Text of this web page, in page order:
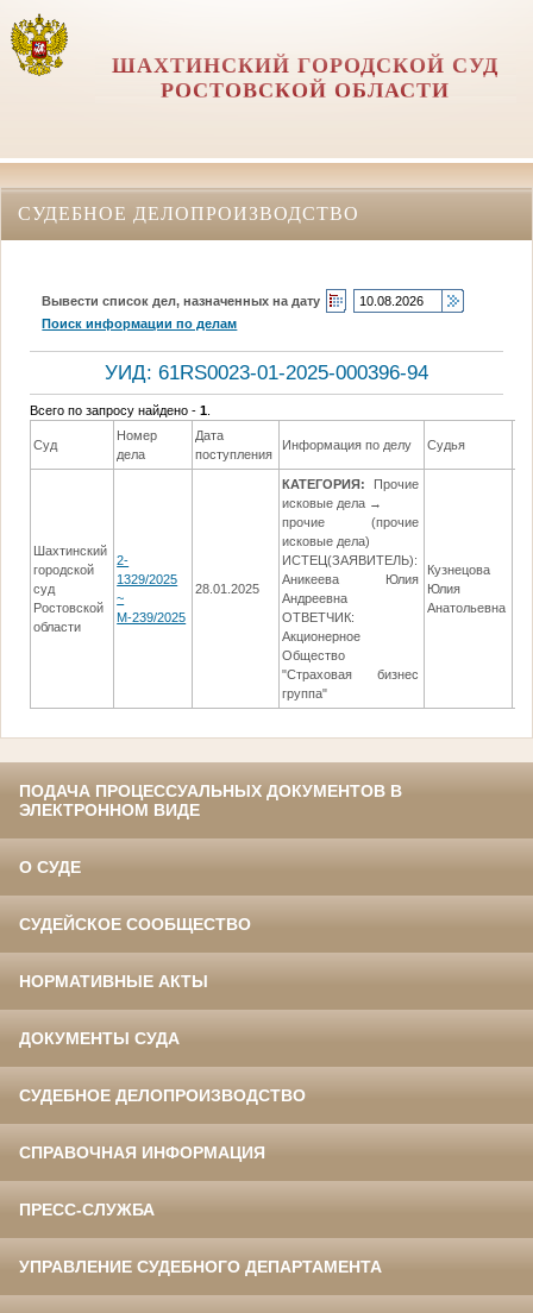
ШАХТИНСКИЙ ГОРОДСКОЙ СУД
РОСТОВСКОЙ ОБЛАСТИ
СУДЕБНОЕ ДЕЛОПРОИЗВОДСТВО
Вывести список дел, назначенных на дату
Поиск информации по делам
УИД: 61RS0023-01-2025-000396-94
Всего по запросу найдено -1
Суд
Номер
дела
Дата
поступления
Информация по делу Судья
Шахтинский
городской
суд
Ростовской
области
2-
1329/2025
~
М-239/2025
28.01.2025
КАТЕГОРИЯ:
Прочие
исковые дела →
прочие (прочие
исковые дела)
ИСТЕЦ(ЗАЯВИТЕЛЬ):
Аникеева Юлия
Андреевна
ОТВЕТЧИК:
Акционерное
Общество
"Страховая бизнес
группа"
Кузнецова
Юлия
Анатольевна
ПОДАЧА ПРОЦЕССУАЛЬНЫХ ДОКУМЕНТОВ В
ЭЛЕКТРОННОМ ВИДЕ
О СУДЕ
СУДЕЙСКОЕ СООБЩЕСТВО
НОРМАТИВНЫЕ АКТЫ
ДОКУМЕНТЫ СУДА
СУДЕБНОЕ ДЕЛОПРОИЗВОДСТВО
СПРАВОЧНАЯ ИНФОРМАЦИЯ
ПРЕСС-СЛУЖБА
УПРАВЛЕНИЕ СУДЕБНОГО ДЕПАРТАМЕНТА